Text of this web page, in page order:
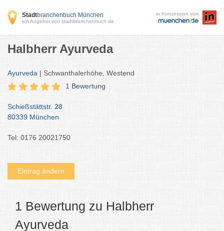
Stadtbranchenbuch München
ein Angebot von stadtbranchenbuch.de
in Konzession von
Halbherr Ayurveda
Ayurveda | Schwanthalerhöhe, Westend
1 Bewertung
Schießstättstr. 28
80339 München
Tel: 0176 20021750
Eintrag ändern
1 Bewertung zu Halbherr
Ayurveda